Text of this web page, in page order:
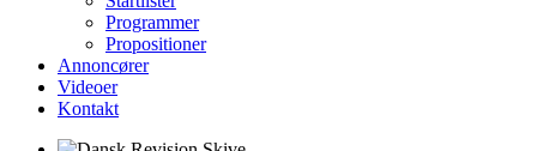
Programmer
Propositioner
Annoncører
Videoer
Kontakt